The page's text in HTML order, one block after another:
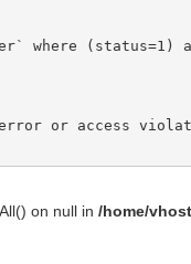
where (status=1)
error or access
on null in /home/